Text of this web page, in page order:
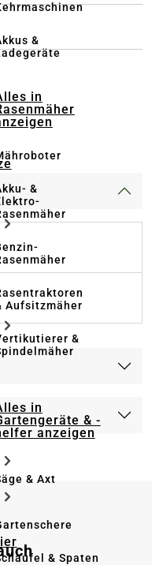
&
in
&
Aufsitzmäher
&
in
& -
anzeigen
& Axt
& Spaten